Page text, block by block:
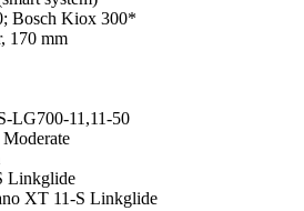
Bosch Kiox 300*
170 mm
LG700-11,11-50
Moderate
Linkglide
XT 11-S Linkglide